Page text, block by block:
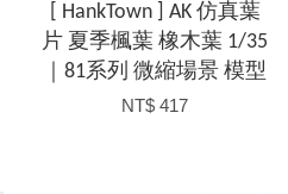
[ HankTown ] AK 仿真葉
片 夏季楓葉 橡木葉 1/35
｜81系列 微縮場景 模型
NT$ 417